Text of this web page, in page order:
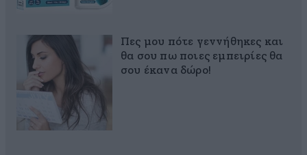
Πες μου πότε γεννήθηκες και
θα σου πω ποιες εμπειρίες θα
σου έκανα δώρο!